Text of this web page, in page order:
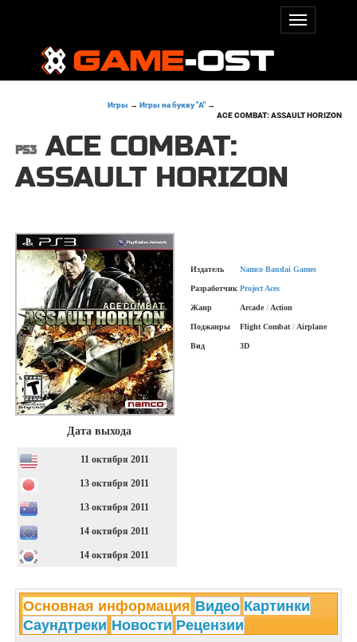
Игры → Игры на букву "A"→
ACE COMBAT: ASSAULT HORIZON
ACE COMBAT:
ASSAULT HORIZON
Дата выхода
11 октября 2011
13 октября 2011
13 октября 2011
14 октября 2011
14 октября 2011
Издатель Namco Bandai Games
Разработчик Project Aces
Жанр Arcade/ Action
Поджанры Flight Combat/ Airplane
Вид 3D
Основная информация Видео Картинки
Саундтреки Новости Рецензии